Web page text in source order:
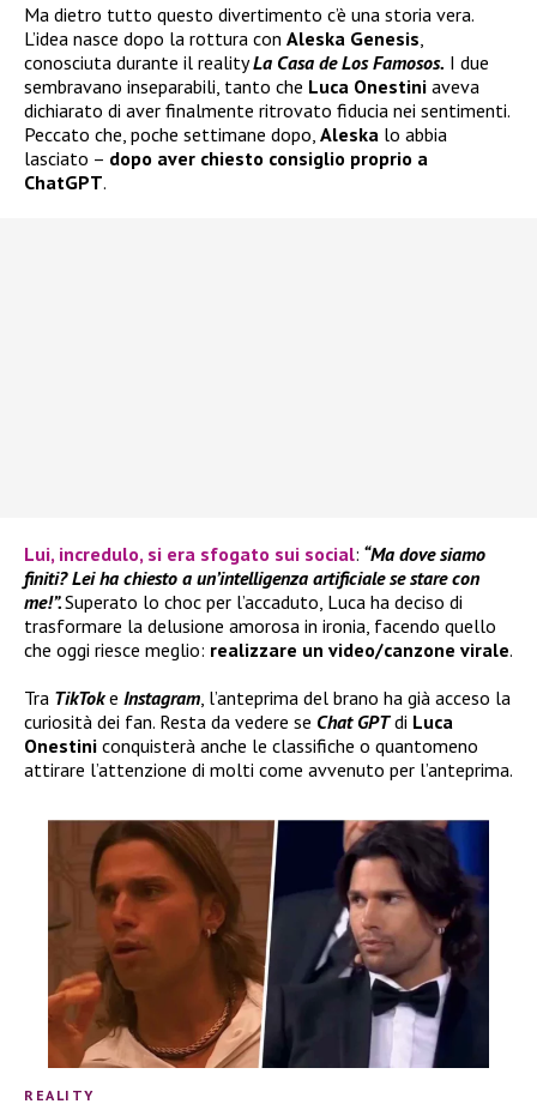
Ma dietro tutto questo divertimento c’è una storia vera.
L’idea nasce dopo la rottura con Aleska Genesis
conosciuta durante il realityLa Casa de Los Famosos. I due
sembravano inseparabili, tanto che Luca Onestini aveva
dichiarato di aver finalmente ritrovato fiducia nei sentimenti.
Peccato che, poche settimane dopo, Aleska lo abbia
lasciato – dopo aver chiesto consiglio proprio a
ChatGPT.
Lui, incredulo, si era sfogato sui social: “Ma dove siamo
finiti? Lei ha chiesto a un’intelligenza artificiale se stare con
me!”.Superato lo choc per l’accaduto, Luca ha deciso di
trasformare la delusione amorosa in ironia, facendo quello
che oggi riesce meglio: realizzare un video/canzone virale.
Tra TikToke Instagram , l’anteprima del brano ha già acceso la
curiosità dei fan. Resta da vedere se Chat GPTdi Luca
Onestini conquisterà anche le classifiche o quantomeno
attirare l’attenzione di molti come avvenuto per l’anteprima.
REALITY